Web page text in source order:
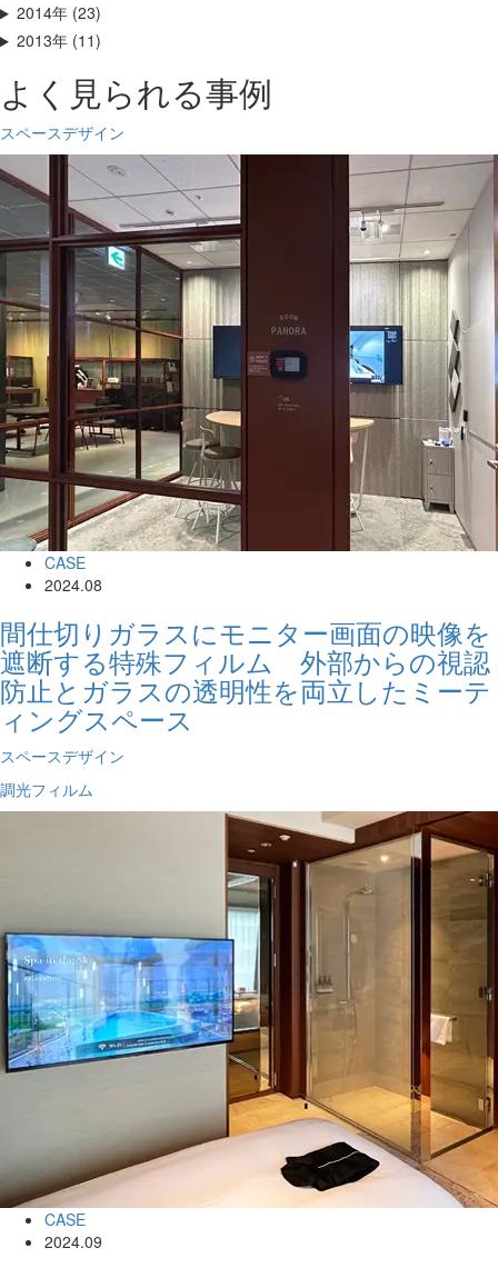
2014年 (23)
2013年 (11)
よく見られる事例
スペースデザイン
CASE
2024.08
間仕切りガラスにモニター画面の映像を
遮断する特殊フィルム 外部からの視認
防止とガラスの透明性を両立したミーテ
ィングスペース
スペースデザイン
調光フィルム
CASE
2024.09